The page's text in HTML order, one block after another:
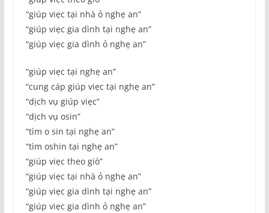
“giúp viẹc tại nhà ỏ nghẹ an”
“giúp viẹc gia dình tại nghẹ an”
“giúp viẹc gia dình ỏ nghẹ an”
“giúp viẹc tại nghẹ an”
“cung cáp giúp viẹc tại nghẹ an”
“dịch vụ giúp viẹc”
“dịch vụ osin”
“tìm o sin tại nghẹ an”
“tìm oshin tại nghẹ an”
“giúp viẹc theo giò”
“giúp viẹc tại nhà ỏ nghẹ an”
“giúp viẹc gia dình tại nghẹ an”
“giúp viẹc gia dình ỏ nghẹ an”